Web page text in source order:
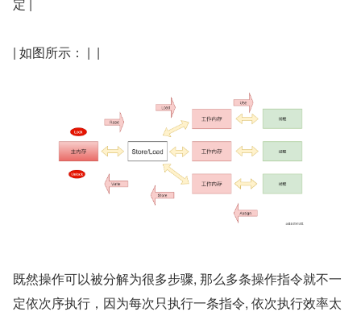
| 如图所示： |  |
既然操作可以被分解为很多步骤, 那么多条操作指令就不一
定依次序执行，因为每次只执行一条指令, 依次执行效率太